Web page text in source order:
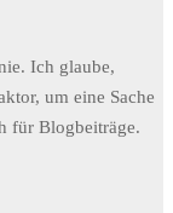
Ich glaube,
um eine Sache
für Blogbeiträge.